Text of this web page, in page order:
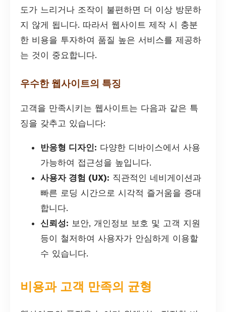
도가 느리거나 조작이 불편하면 더 이상 방문하
지 않게 됩니다. 따라서 웹사이트 제작 시 충분
한 비용을 투자하여 품질 높은 서비스를 제공하
는 것이 중요합니다.
우수한 웹사이트의 특징
고객을 만족시키는 웹사이트는 다음과 같은 특
징을 갖추고 있습니다:
반응형 디자인: 다양한 디바이스에서 사용
가능하여 접근성을 높입니다.
사용자 경험 (UX): 직관적인 네비게이션과
빠른 로딩 시간으로 시각적 즐거움을 증대
합니다.
신뢰성: 보안, 개인정보 보호 및 고객 지원
등이 철저하여 사용자가 안심하게 이용할
수 있습니다.
비용과 고객 만족의 균형